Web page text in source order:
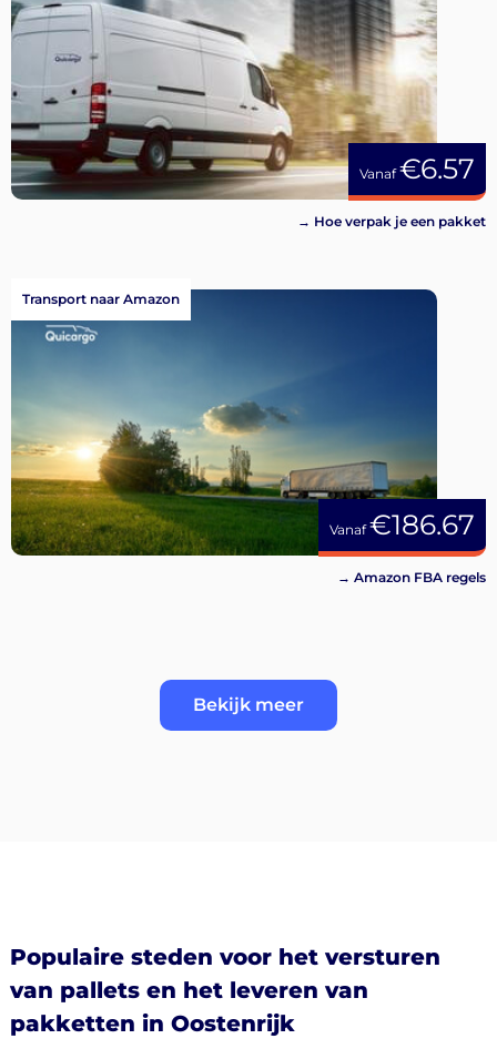
Vanaf€6.57
→ Hoe verpak je een pakket
Vanaf€186.67
Transport naar Amazon
→ Amazon FBA regels
Bekijk meer
Populaire steden voor het versturen
van pallets en het leveren van
pakketten in Oostenrijk